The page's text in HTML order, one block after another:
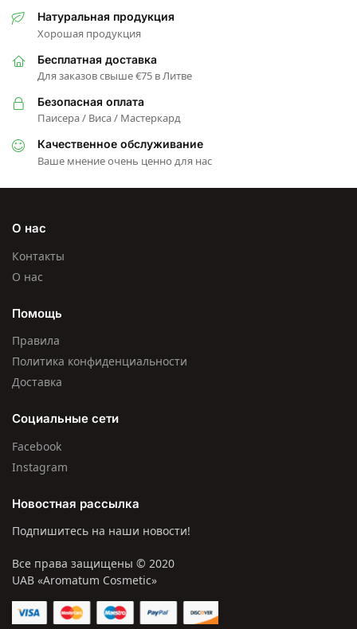
Натуральная продукция
Хорошая продукция
Бесплатная доставка
Для заказов свыше €75 в Литве
Безопасная оплата
Паисера / Виса / Мастеркард
Качественное обслуживание
Ваше мнение очень ценно для нас
О нас
Контакты
О нас
Помощь
Правила
Политика конфиденциальности
Доставка
Социальные сети
Facebook
Instagram
Новостная рассылка
Подпишитесь на наши новости!
Все права защищены © 2020
UAB «Aromatum Cosmetic»